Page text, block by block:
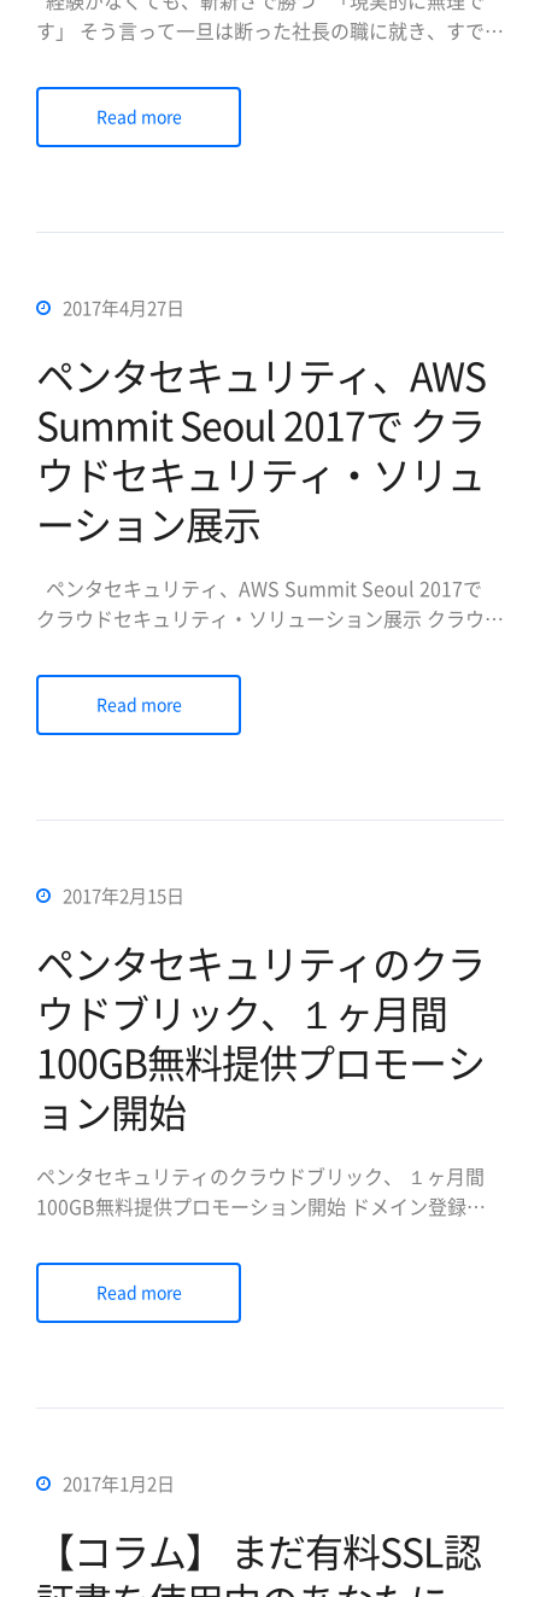
す」 そう言って一旦は断った社長の職に就き、すでに
た」。そう思えるのは会社の支えと、自分の考えを貫
く信念があるからだ。社長としての目標はもちろん、
日本で売り上げを伸ばすこと。「韓国の会社も、日本
Read more
2017年4月27日
ペンタセキュリティ、AWS
Summit Seoul 2017で クラ
ウドセキュリティ・ソリュ
ーション展示
ペンタセキュリティ、AWS Summit Seoul 2017で
クラウドセキュリティ・ソリューション展示 クラウド
シップ模索 データベース暗号化とWebセキュリティ
専門企業のペンタセキュリティシステムズ株式会社
(日本法人代表取締役社長陳貞喜、https://www […]
Read more
2017年2月15日
ペンタセキュリティのクラ
ウドブリック、１ヶ月間
100GB無料提供プロモーシ
ョン開始
ペンタセキュリティのクラウドブリック、 １ヶ月間
100GB無料提供プロモーション開始 ドメイン登録だ
必要なすべてのサービスを提供 データベース暗号化
とWebセキュリティ専門企業のペンタセキュリティシ
ステムズ株式会社(日本法人代表取締役社長 陳貞喜、
Read more
2017年1月2日
【コラム】 まだ有料SSL認